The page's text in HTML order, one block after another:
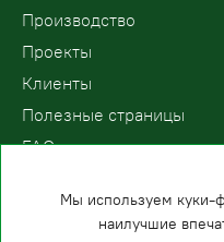
Производство
Проекты
Клиенты
Полезные страницы
FAQ
Мы используем куки-
наилучшие